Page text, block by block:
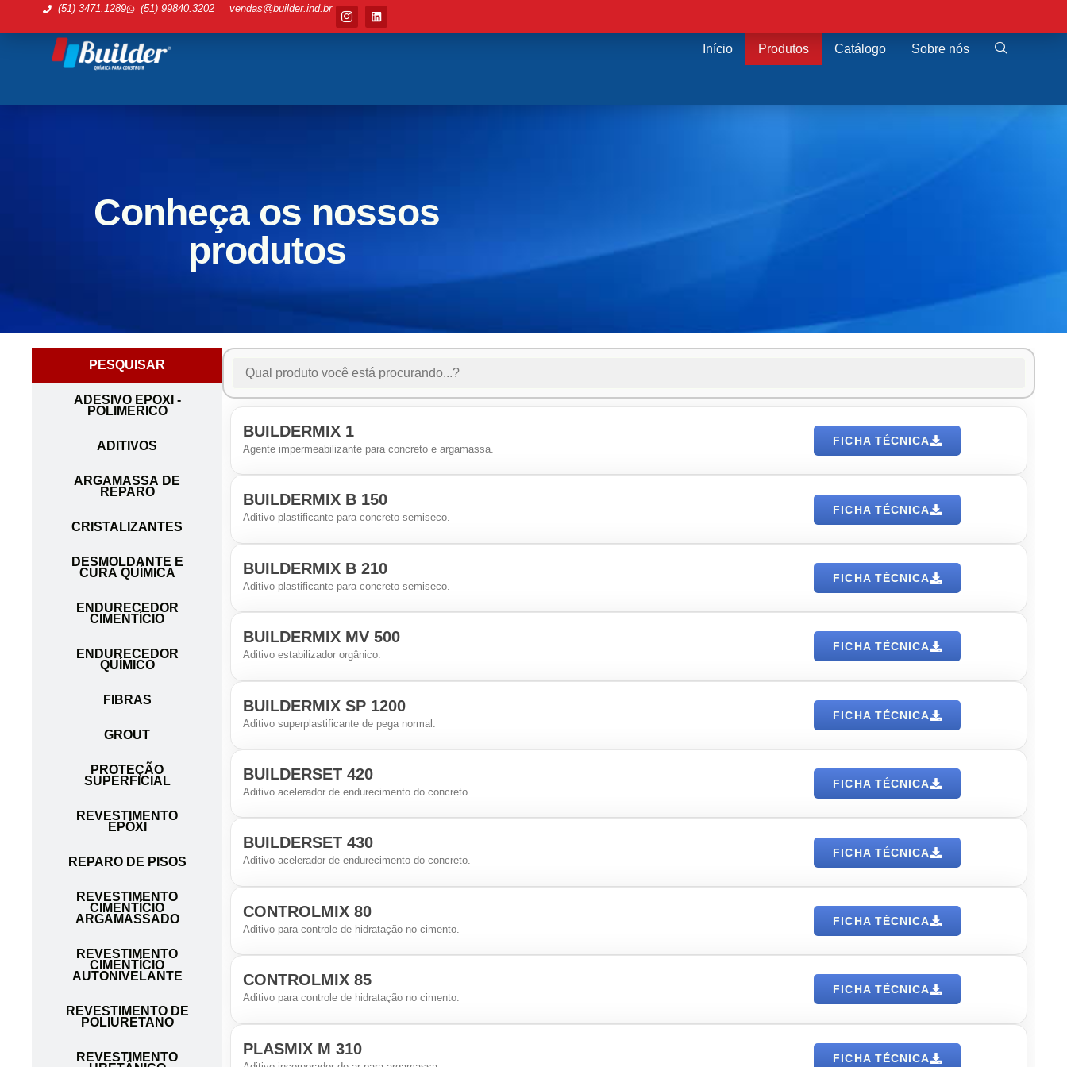
(51) 3471.1289 (51) 99840.3202 vendas@builder.ind.br
Início Produtos Catálogo Sobre nós
Conheça os nossos
produtos
PESQUISAR
ADESIVO EPOXI -
POLIMERICO
ADITIVOS
ARGAMASSA DE
REPARO
CRISTALIZANTES
DESMOLDANTE E
CURA QUÍMICA
ENDURECEDOR
CIMENTÍCIO
ENDURECEDOR
QUÍMICO
FIBRAS
GROUT
PROTEÇÃO
SUPERFICIAL
REVESTIMENTO
EPÓXI
REPARO DE PISOS
REVESTIMENTO
CIMENTÍCIO
ARGAMASSADO
REVESTIMENTO
CIMENTÍCIO
AUTONIVELANTE
REVESTIMENTO DE
POLIURETANO
REVESTIMENTO
BUILDERMIX 1
Agente impermeabilizante para concreto e argamassa.
FICHA TÉCNICA
BUILDERMIX B 150
Aditivo plastificante para concreto semiseco.
FICHA TÉCNICA
BUILDERMIX B 210
Aditivo plastificante para concreto semiseco.
FICHA TÉCNICA
BUILDERMIX MV 500
Aditivo estabilizador orgânico.
FICHA TÉCNICA
BUILDERMIX SP 1200
Aditivo superplastificante de pega normal.
FICHA TÉCNICA
BUILDERSET 420
Aditivo acelerador de endurecimento do concreto.
FICHA TÉCNICA
BUILDERSET 430
Aditivo acelerador de endurecimento do concreto.
FICHA TÉCNICA
CONTROLMIX 80
Aditivo para controle de hidratação no cimento.
FICHA TÉCNICA
CONTROLMIX 85
Aditivo para controle de hidratação no cimento.
FICHA TÉCNICA
PLASMIX M 310
FICHA TÉCNICA